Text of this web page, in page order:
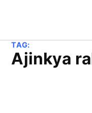
TAG:
ajinkya